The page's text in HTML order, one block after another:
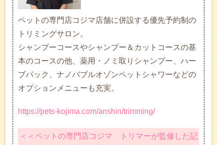
ペットの専門店コジマ店舗に併設する優先予約制の
トリミングサロン。
シャンプーコースやシャンプー＆カットコースの基
本のコースの他、薬用・ノミ取りシャンプー、ハー
ブパック、ナノバブルオゾンペットシャワーなどの
オプションメニューも充実。
https://pets-kojima.com/anshin/trimming/
＜＜ペットの専門店コジマ トリマーが監修した記